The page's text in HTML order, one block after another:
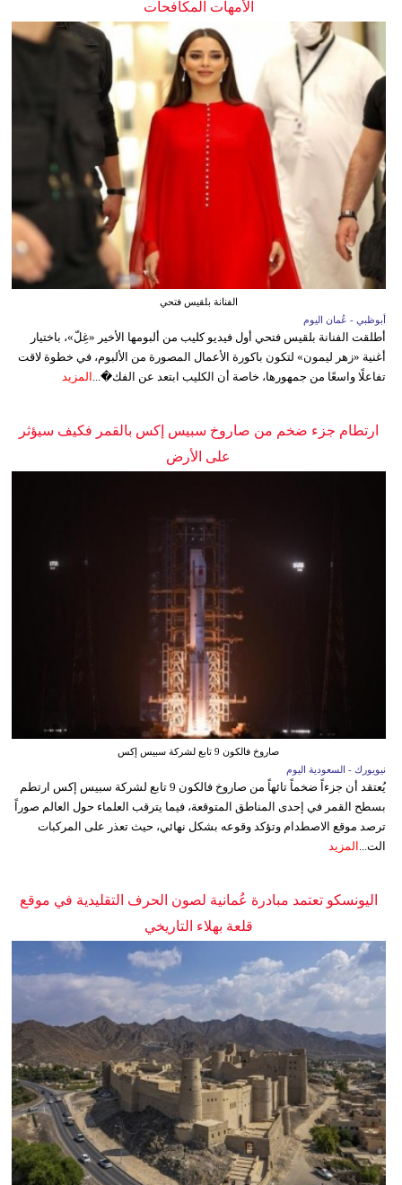
الأمهات المكافحات
الفنانة بلقيس فتحي
أبوظبي - عُمان اليوم
أطلقت الفنانة بلقيس فتحي أول فيديو كليب من ألبومها الأخير «غِلّ»، باختيار
أغنية «زهر ليمون» لتكون باكورة الأعمال المصورة من الألبوم، في خطوة لاقت
تفاعلًا واسعًا من جمهورها، خاصة أن الكليب ابتعد عن الفك�...
المزيد
ارتطام جزء ضخم من صاروخ سبيس إكس بالقمر فكيف سيؤثر
على الأرض
صاروخ فالكون 9 تابع لشركة سبيس إكس
نيويورك - السعودية اليوم
يُعتقد أن جزءاً ضخماً تائهاً من صاروخ فالكون 9 تابع لشركة سبيس إكس ارتطم
بسطح القمر في إحدى المناطق المتوقعة، فيما يترقب العلماء حول العالم صوراً
ترصد موقع الاصطدام وتؤكد وقوعه بشكل نهائي، حيث تعذر على المركبات
الت... المزيد
اليونسكو تعتمد مبادرة عُمانية لصون الحرف التقليدية في موقع
قلعة بهلاء التاريخي